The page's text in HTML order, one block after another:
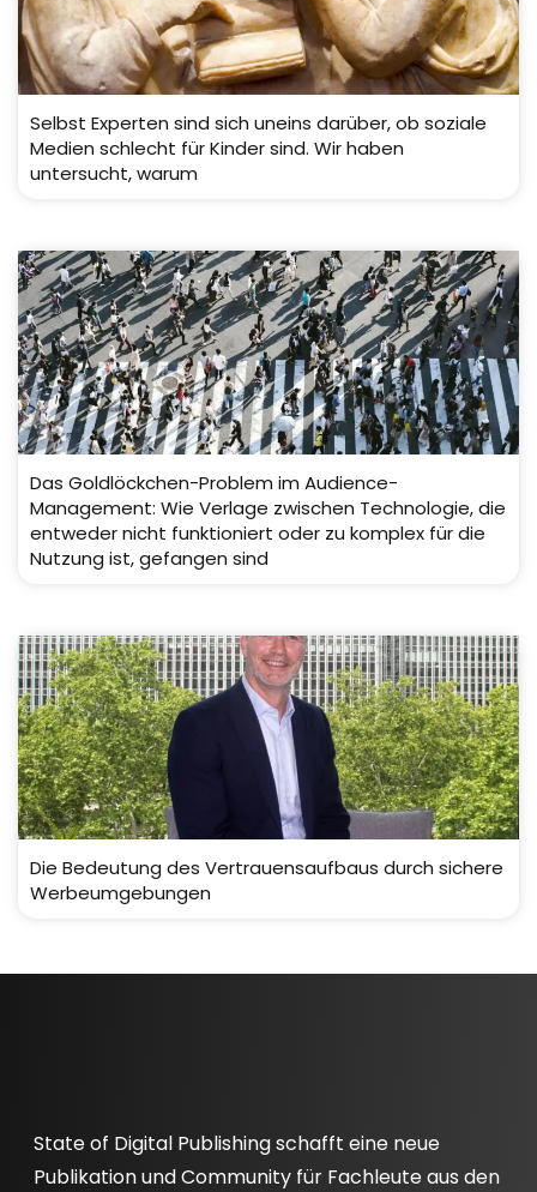
Selbst Experten sind sich uneins darüber, ob soziale
Medien schlecht für Kinder sind. Wir haben
untersucht, warum
Das Goldlöckchen-Problem im Audience-
Management: Wie Verlage zwischen Technologie, die
entweder nicht funktioniert oder zu komplex für die
Nutzung ist, gefangen sind
Die Bedeutung des Vertrauensaufbaus durch sichere
Werbeumgebungen
State of Digital Publishing schafft eine neue
Publikation und Community für Fachleute aus den